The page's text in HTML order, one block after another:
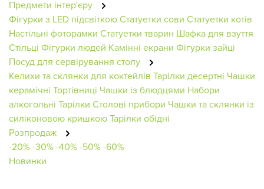
Предмети інтер'єру
Фігурки з LED підсвіткоюСтатуетки сови Статуетки котів
Настільні фоторамки Статуетки тварин Шафка для взуття
Стільці Фігурки людей Камінні екрани Фігурки зайці
Посуд для сервірування столу
Келихи та склянки для коктейлів Тарілки десертні Чашки
керамічні Тортівниці Чашки із блюдцями Набори
алкогольні Тарілки Столові прибори Чашки та склянки із
силіконовою кришкоюТарілки обідні
Розпродаж
-20%-30%-40%-50%-60%
Новинки